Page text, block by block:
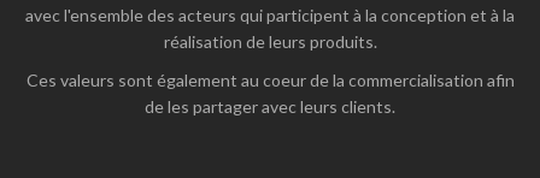
avec l'ensemble des acteurs qui participent à la conception et à la
réalisation de leurs produits.
Ces valeurs sont également au coeur de la commercialisation afin
de les partager avec leurs clients.